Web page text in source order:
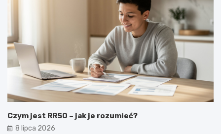
Czym jest RRSO – jak je rozumieć?
8 lipca 2026